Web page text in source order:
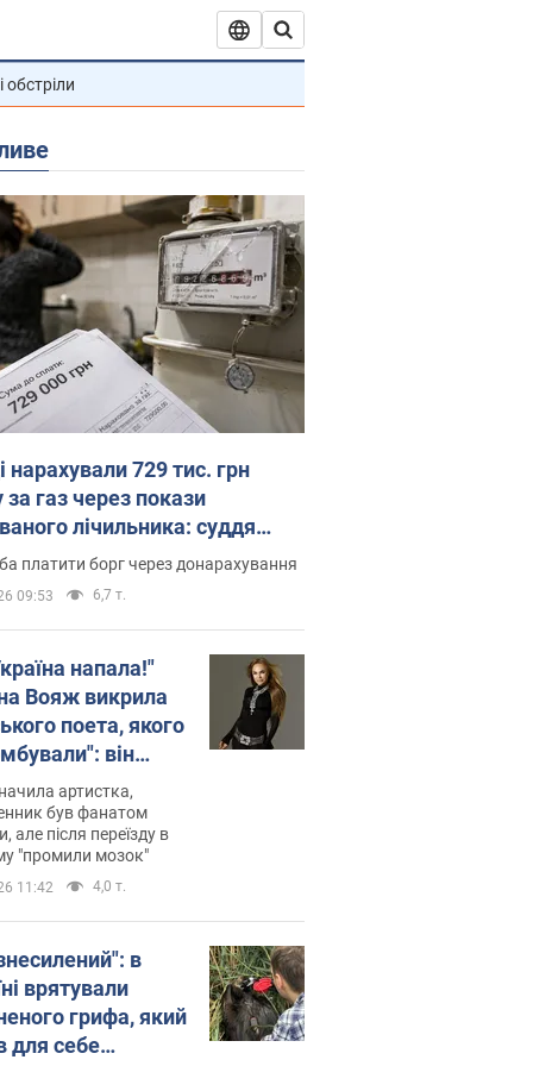
обстріли
нарахували 729 тис. грн
за газ через покази
лічильника: суддя
неочікуване рішення
платити борг через донарахування
09:53 6,7 т.
напала!"
Вояж викрила
поета, якого
він
російської не
тепер хоче
українців
артистка,
був фанатом
але після переїзду в
"промили мозок"
11:42 4,0 т.
в
врятували
грифа, який
для себе